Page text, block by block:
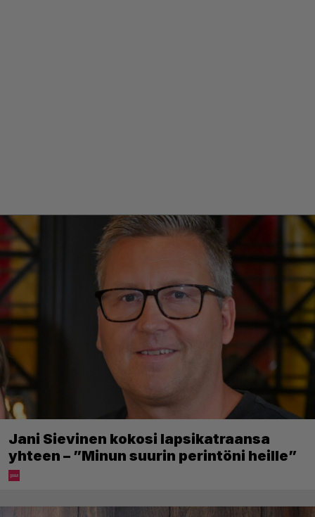
Jani Sievinen kokosi lapsikatraansa
yhteen – ”Minun suurin perintöni heille”